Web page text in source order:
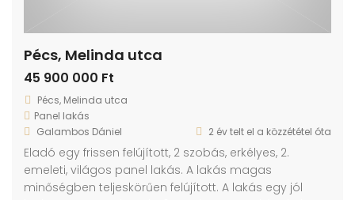
Pécs, Melinda utca
45 900 000 Ft
Pécs, Melinda utca
Panel lakás
Galambos Dániel
2 év telt el a közzététel óta
Eladó egy frissen felújított, 2 szobás, erkélyes, 2.
emeleti, világos panel lakás. A lakás magas
minőségben teljeskörűen felújított. A lakás egy jól